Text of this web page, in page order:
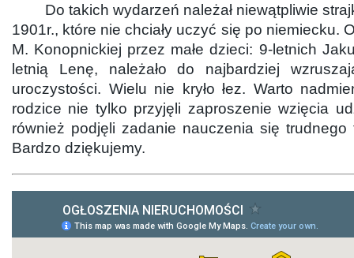
Do takich wydarzeń należał niewątpliwie
1901r., które nie chciały uczyć się po niemiecku.
M. Konopnickiej przez małe dzieci: 9-letnich
letnią Lenę, należało do najbardziej
uroczystości. Wielu nie kryło łez. Warto
rodzice nie tylko przyjęli zaproszenie wzięcia
również podjęli zadanie nauczenia się
Bardzo dziękujemy.